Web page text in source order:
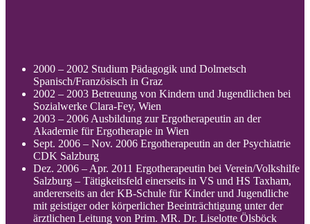
2000 – 2002 Studium Pädagogik und Dolmetsch
Spanisch/Französisch in Graz
2002 – 2003 Betreuung von Kindern und Jugendlichen bei
Sozialwerke Clara-Fey, Wien
2003 – 2006 Ausbildung zur Ergotherapeutin an der
Akademie für Ergotherapie in Wien
Sept. 2006 – Nov. 2006 Ergotherapeutin an der Psychiatrie
CDK Salzburg
Dez. 2006 – Apr. 2011 Ergotherapeutin bei Verein/Volkshilfe
Salzburg – Tätigkeitsfeld einerseits in VS und HS Taxham,
andererseits an der KB-Schule für Kinder und Jugendliche
mit geistiger oder körperlicher Beeinträchtigung unter der
ärztlichen Leitung von Prim. MR. Dr. Liselotte Ölsböck